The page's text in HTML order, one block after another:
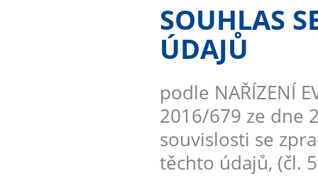
SOUHLAS
ÚDAJŮ
podle NAŘÍZENÍ
2016/679 ze dne
souvislosti se
těchto údajů, (čl.